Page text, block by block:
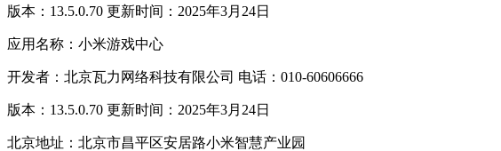
版本：13.5.0.70 更新时间：2025年3月24日
应用名称：小米游戏中心
开发者：北京瓦力网络科技有限公司 电话：010-60606666
版本：13.5.0.70 更新时间：2025年3月24日
北京地址：北京市昌平区安居路小米智慧产业园